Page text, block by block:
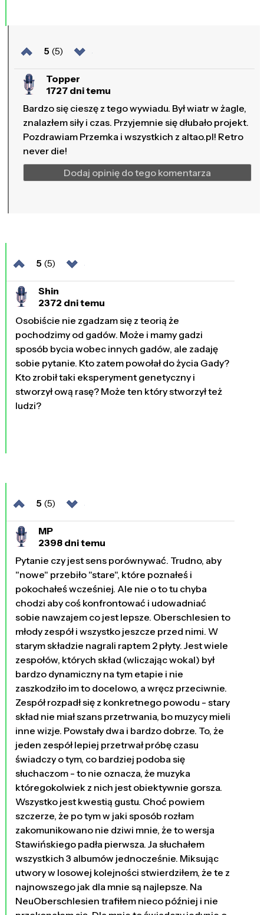
5 (5)
Topper
1727 dni temu
Bardzo się cieszę z tego wywiadu. Był wiatr w żagle,
znalazłem siły i czas. Przyjemnie się dłubało projekt.
Pozdrawiam Przemka i wszystkich z altao.pl! Retro
never die!
Dodaj opinię do tego komentarza
5 (5)
Shin
2372 dni temu
Osobiście nie zgadzam się z teorią że
pochodzimy od gadów. Może i mamy gadzi
sposób bycia wobec innych gadów, ale zadaję
sobie pytanie. Kto zatem powołał do życia Gady?
Kto zrobił taki eksperyment genetyczny i
stworzył ową rasę? Może ten który stworzył też
ludzi?
5 (5)
MP
2398 dni temu
Pytanie czy jest sens porównywać. Trudno, aby
"nowe" przebiło "stare", które poznałeś i
pokochałeś wcześniej. Ale nie o to tu chyba
chodzi aby coś konfrontować i udowadniać
sobie nawzajem co jest lepsze. Oberschlesien to
młody zespół i wszystko jeszcze przed nimi. W
starym składzie nagrali raptem 2 płyty. Jest wiele
zespołów, których skład (wliczając wokal) był
bardzo dynamiczny na tym etapie i nie
zaszkodziło im to docelowo, a wręcz przeciwnie.
Zespół rozpadł się z konkretnego powodu - stary
skład nie miał szans przetrwania, bo muzycy mieli
inne wizje. Powstały dwa i bardzo dobrze. To, że
jeden zespół lepiej przetrwał próbę czasu
świadczy o tym, co bardziej podoba się
słuchaczom - to nie oznacza, że muzyka
któregokolwiek z nich jest obiektywnie gorsza.
Wszystko jest kwestią gustu. Choć powiem
szczerze, że po tym w jaki sposób rozłam
zakomunikowano nie dziwi mnie, że to wersja
Stawińskiego padła pierwsza. Ja słuchałem
wszystkich 3 albumów jednocześnie. Miksując
utwory w losowej kolejności stwierdziłem, że te z
najnowszego jak dla mnie są najlepsze. Na
NeuOberschlesien trafiłem nieco później i nie